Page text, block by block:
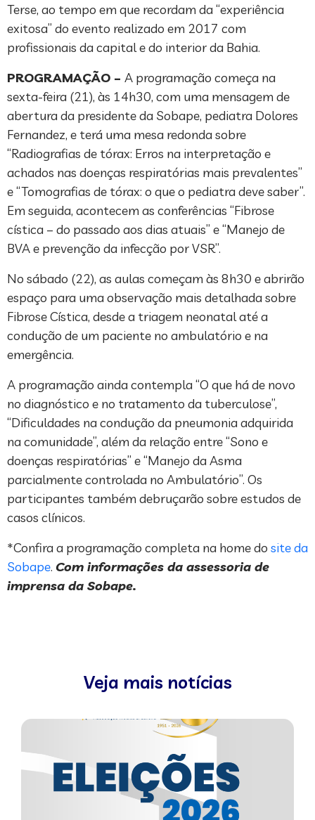
Terse, ao tempo em que recordam da “experiência
exitosa” do evento realizado em 2017 com
profissionais da capital e do interior da Bahia.
PROGRAMAÇÃO – A programação começa na
sexta-feira (21), às 14h30, com uma mensagem de
abertura da presidente da Sobape, pediatra Dolores
Fernandez, e terá uma mesa redonda sobre
“Radiografias de tórax: Erros na interpretação e
achados nas doenças respiratórias mais prevalentes”
e “Tomografias de tórax: o que o pediatra deve saber”.
Em seguida, acontecem as conferências “Fibrose
cística – do passado aos dias atuais” e “Manejo de
BVA e prevenção da infecção por VSR”.
No sábado (22), as aulas começam às 8h30 e abrirão
espaço para uma observação mais detalhada sobre
Fibrose Cística, desde a triagem neonatal até a
condução de um paciente no ambulatório e na
emergência.
A programação ainda contempla “O que há de novo
no diagnóstico e no tratamento da tuberculose”,
“Dificuldades na condução da pneumonia adquirida
na comunidade”, além da relação entre “Sono e
doenças respiratórias” e “Manejo da Asma
parcialmente controlada no Ambulatório”. Os
participantes também debruçarão sobre estudos de
casos clínicos.
*Confira a programação completa na home do site da
Sobape. Com informações da assessoria de
imprensa da Sobape.
Veja mais notícias